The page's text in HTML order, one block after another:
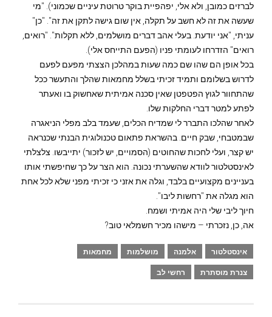
לברזים כמובן, ולא אלי, יפהפיית בוקר טרוטת עיניים שכמוני). "מי
שעשה את זה לא חשב על תקלה, אין שום גישה לתקן את זה". "כן"
עניתי, "אני יודעת. בעלי אהב דברים מושלמים, ללא תקלות". "רואים,
רואים" הזדרחו לעומתי פניו (הפעם התייחס אלי).
בכל אופן הם שהו שם כמה שעות במהלכן הצצתי מפעם לפעם
לדרוש בשלומם ותמיד זכיתי בשלל מחמאות שהלך והתעשר ככל
שהתחוור לגוץ הפטפטן שאין סכנה אמיתית שאחשוק בו ואעתר
לפתע למטר דברי החלקות שלו.
לאחר שהלכו התברר לי שמדיח הכלים, שעמד בלב מפלי הניאגרה
שבמטבחי, שבק חיים. בהשראת פתאום טכנולוגית הבנתי שכנראה
יש קצר, ועלי לחכות שהחוטים (הסמויים, יש לזכור) יתייבשו. צלצלתי
לאינסטלטור לוודא שהשערתי נכונה. הוא הצר על כך שחיפשתי אותו
בעניינים מקצועיים בלבד, וגלה את אזני כי זכיתי מפני שלא לכל אחת
הוא מגלה את "רחשות ליבו".
חיוך ליבי שלי היה אמיתי ושמח.
אה, כן, נזכרתי – מישהו מכיר חשמלאי טוב?
אינסטלטור אלמנה מושלמות מחמאות
צנרת מוסתרת רחשי לב